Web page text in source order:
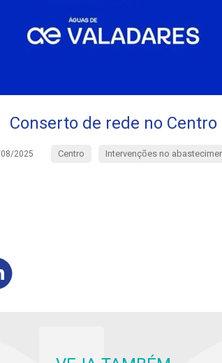
Conserto de rede no Centro
2025 Centro Intervenções no